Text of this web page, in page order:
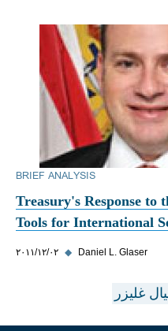
BRIEF ANALYSIS
Treasury's Response to
Tools for International
٠٢‏/١٢‏/٢٠١١ ◆ Daniel L. Glaser